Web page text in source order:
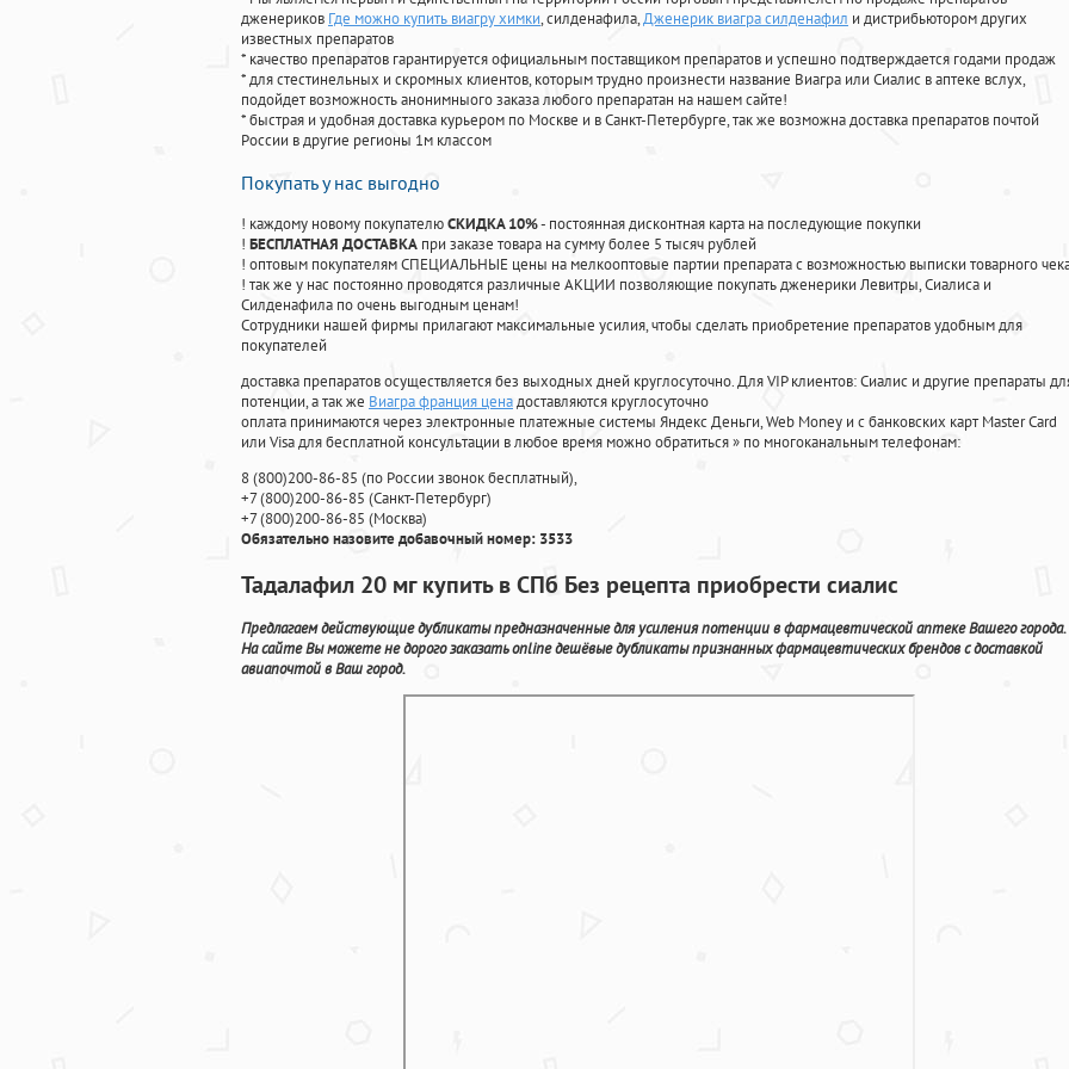
дженериков Где можно купить виагру химки, силденафила,Дженерик виагра силденафил и дистрибьютором других
известных препаратов
* качество препаратов гарантируется официальным поставщиком препаратов и успешно подтверждается годами продаж
* для стестинельных и скромных клиентов, которым трудно произнести название Виагра или Сиалис в аптеке вслух,
подойдет возможность анонимныого заказа любого препаратан на нашем сайте!
* быстрая и удобная доставка курьером по Москве и в Санкт-Петербурге, так же возможна доставка препаратов почтой
России в другие регионы 1м классом
Покупать у нас выгодно
! каждому новому покупателюСКИДКА 10%- постоянная дисконтная карта на последующие покупки
! БЕСПЛАТНАЯ ДОСТАВКА при заказе товара на сумму более 5 тысяч рублей
! оптовым покупателям СПЕЦИАЛЬНЫЕ цены на мелкооптовые партии препарата с возможностью выписки товарного
! так же у нас постоянно проводятся различные АКЦИИ позволяющие покупать дженерики Левитры, Сиалиса и
Силденафила по очень выгодным ценам!
Cотрудники нашей фирмы прилагают максимальные усилия, чтобы сделать приобретение препаратов удобным для
покупателей
доставка препаратов осуществляется без выходных дней круглосуточно. Для VIP клиентов: Сиалис и другие препараты
потенции, а так же Виагра франция ценадоставляются круглосуточно
оплата принимаются через электронные платежные системы Яндекс Деньги, Web Money и с банковских карт Master Card
или Visa для бесплатной консультации в любое время можно обратиться» по многоканальным телефонам:
8(800)200-86-85 (по России звонок бесплатный),
+7(800)200-86-85 (Санкт-Петербург)
+7(800)200-86-85 (Москва)
Обязательно назовите добавочный номер: 3533
Тадалафил 20 мг купить в СПб Без рецепта приобрести сиалис
Предлагаем действующие дубликаты предназначенные для усиления потенции в фармацевтической аптеке Вашего города.
На сайте Вы можете не дорого заказать online дешёвые дубликаты признанных фармацевтических брендов с доставкой
авиапочтой в Ваш город.